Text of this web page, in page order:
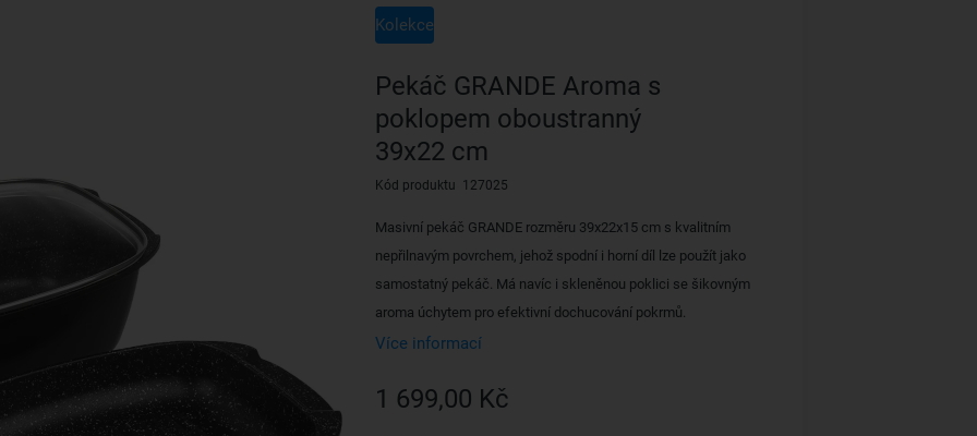
Kolekce
Pekáč GRANDE Aroma s
poklopem oboustranný
39x22 cm
Kód produktu 127025
Masivní pekáč GRANDE rozměru 39x22x15 cm s kvalitním
nepřilnavým povrchem, jehož spodní i horní díl lze použít jako
samostatný pekáč. Má navíc i skleněnou poklici se šikovným
aroma úchytem pro efektivní dochucování pokrmů.
Více informací
1 699,00 Kč